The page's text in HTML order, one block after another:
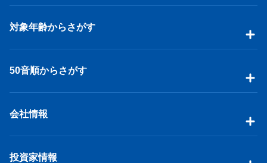
対象年齢からさがす
50音順からさがす
会社情報
投資家情報